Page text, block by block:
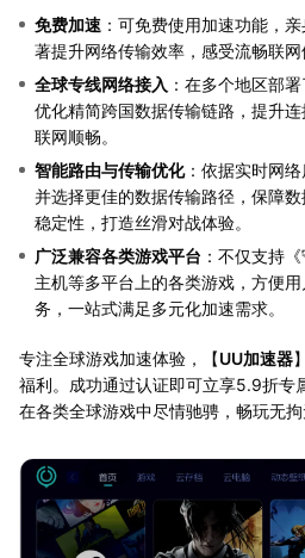
免费加速 ：可免费使用加速功能，
著提升网络传输效率，感受流畅联网
全球专线网络接入 ：在多个地区部
优化精简跨国数据传输链路，提升
联网顺畅。
智能路由与传输优化：依据实时网
并选择更佳的数据传输路径，保障
稳定性，打造丝滑对战体验。
广泛兼容各类游戏平台 ：不仅支持
主机等多平台上的各类游戏，方便
务，一站式满足多元化加速需求。
专注全球游戏加速体验，【UU加速器
福利。成功通过认证即可立享5.9折专
在各类全球游戏中尽情驰骋，畅玩无拘